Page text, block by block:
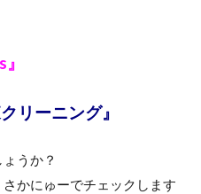
クリーニング』
うか？
かにゅーでチェックします